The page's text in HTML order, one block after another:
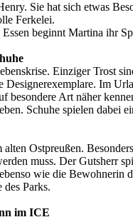
Sie hat sich etwas
Ferkelei.
beginnt Martina ihr
Einziger Trost
Designerexemplare. Im
besondere Art näher
Schuhe spielen dabei
Ostpreußen.
muss. Der Gutsherr
wie die Bewohnerin
des Parks.
im ICE